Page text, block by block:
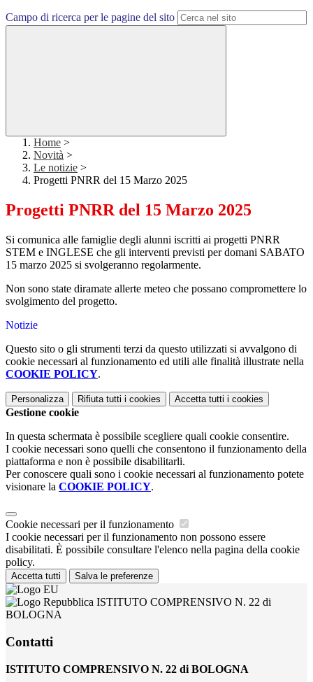
Campo di ricerca per le pagine del sito
Home >
Novità >
Le notizie >
Progetti PNRR del 15 Marzo 2025
Progetti PNRR del 15 Marzo 2025
Si comunica alle famiglie degli alunni iscritti ai progetti PNRR
STEM e INGLESE che gli interventi previsti per domani SABATO
15 marzo 2025 si svolgeranno regolarmente.
Non sono state diramate allerte meteo che possano compromettere lo
svolgimento del progetto.
Notizie
Questo sito o gli strumenti terzi da questo utilizzati si avvalgono di
cookie necessari al funzionamento ed utili alle finalità illustrate nella
COOKIE POLICY.
Personalizza Rifiuta tutti i cookies Accetta tutti i cookies
Gestione cookie
In questa schermata è possibile scegliere quali cookie consentire.
I cookie necessari sono quelli che consentono il funzionamento della
piattaforma e non è possibile disabilitarli.
Per conoscere quali sono i cookie necessari al funzionamento potete
visionare la COOKIE POLICY.
Cookie necessari per il funzionamento
I cookie necessari per il funzionamento non possono essere
disabilitati. È possibile consultare l'elenco nella pagina della cookie
policy.
Accetta tutti Salva le preferenze
ISTITUTO COMPRENSIVO N. 22 di
BOLOGNA
Contatti
ISTITUTO COMPRENSIVO N. 22 di BOLOGNA